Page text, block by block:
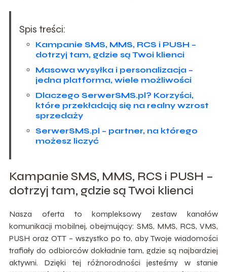
Spis treści:
Kampanie SMS, MMS, RCS i PUSH –
dotrzyj tam, gdzie są Twoi klienci
Masowa wysyłka i personalizacja –
jedna platforma, wiele możliwości
Dlaczego SerwerSMS.pl? Korzyści,
które przekładają się na realny wzrost
sprzedaży
SerwerSMS.pl – partner, na którego
możesz liczyć
Kampanie SMS, MMS, RCS i PUSH –
dotrzyj tam, gdzie są Twoi klienci
Nasza oferta to kompleksowy zestaw kanałów
komunikacji mobilnej, obejmujący: SMS, MMS, RCS, VMS,
PUSH oraz OTT – wszystko po to, aby Twoje wiadomości
trafiały do odbiorców dokładnie tam, gdzie są najbardziej
aktywni. Dzięki tej różnorodności jesteśmy w stanie